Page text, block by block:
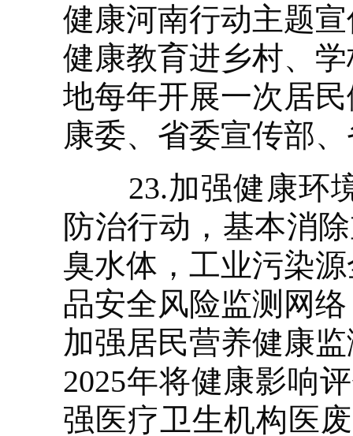
健康河南行动主题
健康教育进乡村、
地每年开展一次居
康委、省委宣传部
23.加强健康环境
防治行动，基本消
臭水体，工业污染
品安全风险监测网
加强居民营养健康
2025年将健康影响
强医疗卫生机构医